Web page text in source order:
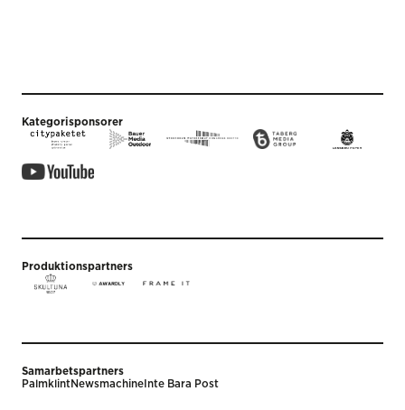
Kategorisponsorer
Produktionspartners
Samarbetspartners
PalmklintNewsmachine Inte Bara Post